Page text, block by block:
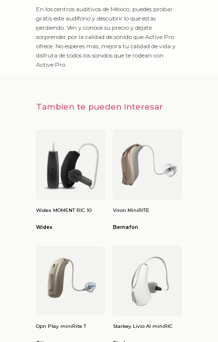
En los centros auditivos de México, puedes probar
gratis este audífono y descubrir lo que estás
perdiendo. Ven y conoce su precio y déjate
sorprender por la calidad de sonido que Active Pro
ofrece. No esperes más, mejora tu calidad de vida y
disfruta de todos los sonidos que te rodean con
Active Pro.
Tambien te pueden interesar
Widex MOMENT RIC 10
Widex
Viron MiniRITE
Bernafon
Opn Play miniRite T Starkey Livio AI miniRIC